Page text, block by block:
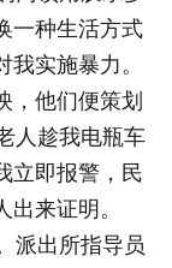
一种生活方式
实施暴力。
，他们便策划
人趁我电瓶车
立即报警，民
来证明。
派出所指导员